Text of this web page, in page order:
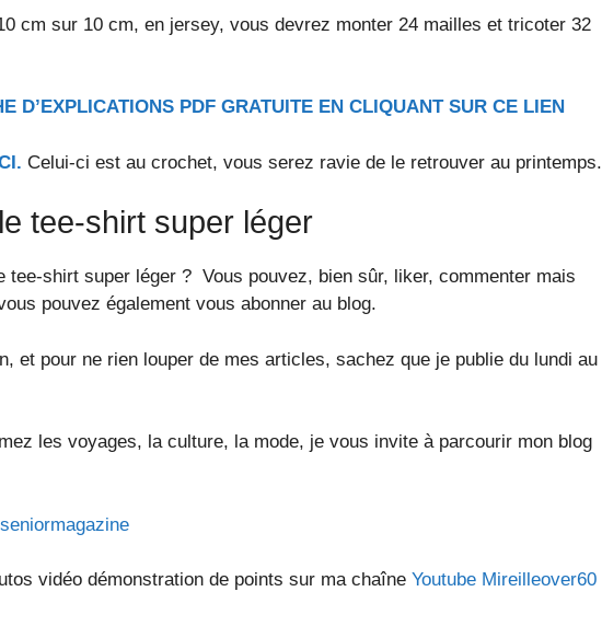
cm sur 10 cm, en jersey, vous devrez monter 24 mailles et tricoter 32
D’EXPLICATIONS PDF GRATUITE EN CLIQUANT SUR CE LIEN
Celui-ci est au crochet, vous serez ravie de le retrouver au printemps.
tee-shirt super léger
tee-shirt super léger ? Vous pouvez, bien sûr, liker, commenter mais
pouvez également vous abonner au blog.
et pour ne rien louper de mes articles, sachez que je publie du lundi au
les voyages, la culture, la mode, je vous invite à parcourir mon blog
vidéo démonstration de points sur ma chaîne Youtube Mireilleover60